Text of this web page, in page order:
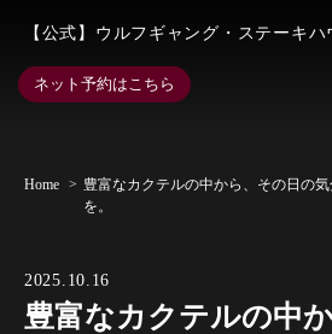
【公式】ウルフギャング・ステーキ
ネット予約はこちら
Home
豊富なカクテルの中から、その日の
を。
2025.10.16
豊富なカクテルの中